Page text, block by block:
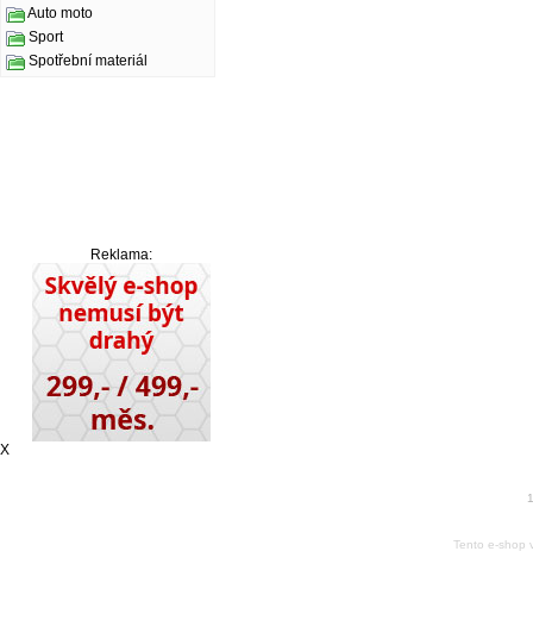
Auto moto
Sport
Spotřební materiál
Reklama:
X
Tento e-shop